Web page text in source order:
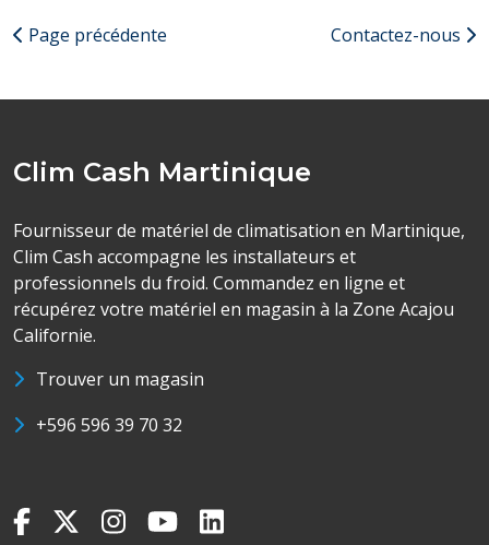
Page précédente Contactez-nous
Clim Cash Martinique
Fournisseur de matériel de climatisation en Martinique,
Clim Cash accompagne les installateurs et
professionnels du froid. Commandez en ligne et
récupérez votre matériel en magasin à la Zone Acajou
Californie.
Trouver un magasin
+596 596 39 70 32